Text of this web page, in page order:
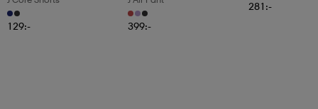
129:- 399:-
281:-